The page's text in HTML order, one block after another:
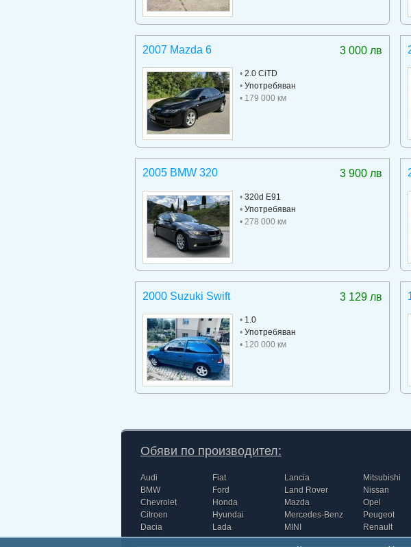
3 000 лв
2007 Mazda 6
• 2.0 CiTD
• Употребяван
• 179 000 км
3 900 лв
2005 BMW 320
• 320d E91
• Употребяван
• 278 000 км
3 129 лв
2000 Suzuki Swift
• 1.0
• Употребяван
• 120 000 км
Обяви по производител:
Audi
BMW
Chevrolet
Citroen
Dacia
Fiat
Ford
Honda
Hyundai
Lada
Lancia
Land Rover
Mazda
Mercedes-Benz
MINI
Mitsubishi
Nissan
Opel
Peugeot
Renault